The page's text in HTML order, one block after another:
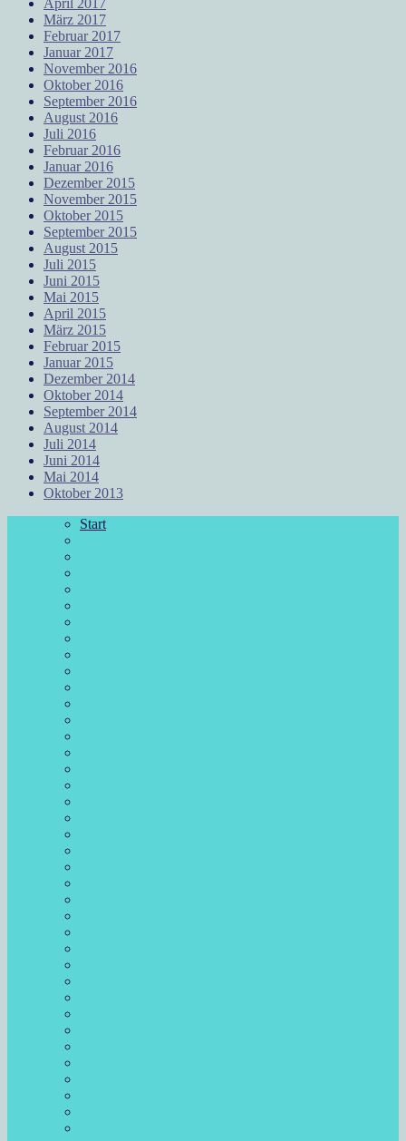
März 2017
Februar 2017
Januar 2017
November 2016
Oktober 2016
September 2016
August 2016
Juli 2016
Februar 2016
Januar 2016
Dezember 2015
November 2015
Oktober 2015
September 2015
August 2015
Juli 2015
Juni 2015
Mai 2015
April 2015
März 2015
Februar 2015
Januar 2015
Dezember 2014
Oktober 2014
September 2014
August 2014
Juli 2014
Juni 2014
Mai 2014
Oktober 2013
Start